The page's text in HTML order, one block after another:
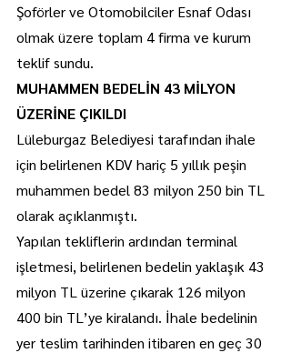
Şoförler ve Otomobilciler Esnaf Odası
olmak üzere toplam 4 firma ve kurum
teklif sundu.
MUHAMMEN BEDELİN 43 MİLYON
ÜZERİNE ÇIKILDI
Lüleburgaz Belediyesi tarafından ihale
için belirlenen KDV hariç 5 yıllık peşin
muhammen bedel 83 milyon 250 bin TL
olarak açıklanmıştı.
Yapılan tekliflerin ardından terminal
işletmesi, belirlenen bedelin yaklaşık 43
milyon TL üzerine çıkarak 126 milyon
400 bin TL’ye kiralandı. İhale bedelinin
yer teslim tarihinden itibaren en geç 30